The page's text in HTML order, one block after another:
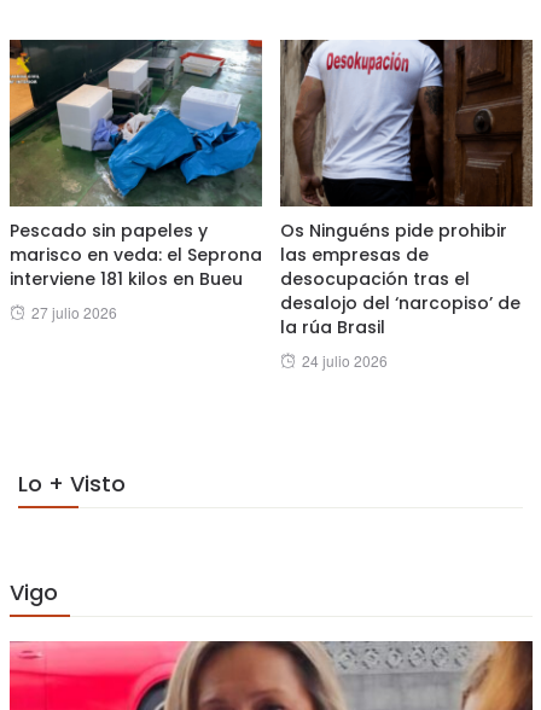
Pescado sin papeles y
marisco en veda: el Seprona
interviene 181 kilos en Bueu
Posted
27 julio 2026
Os Ninguéns pide prohibir
las empresas de
desocupación tras el
desalojo del ‘narcopiso’ de
la rúa Brasil
Posted
24 julio 2026
Lo + Visto
Vigo